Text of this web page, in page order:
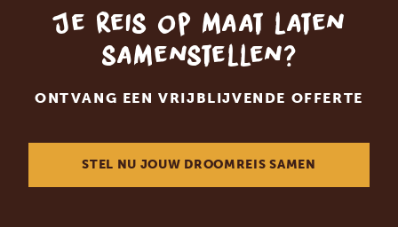
Je reis op maat laten
samenstellen?
ONTVANG EEN VRIJBLIJVENDE OFFERTE
STEL NU JOUW DROOMREIS SAMEN